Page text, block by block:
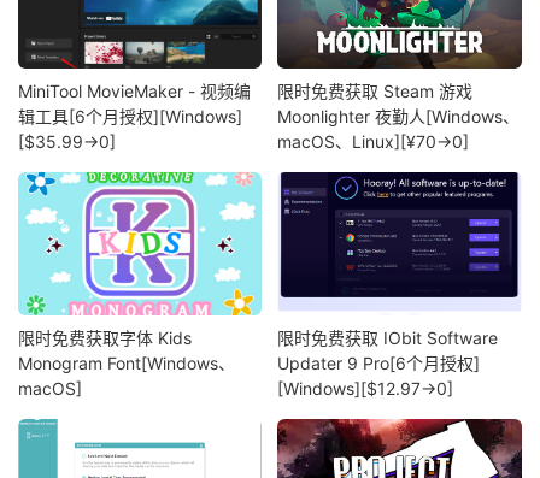
MiniTool MovieMaker - 视频编
辑工具[6个月授权][Windows]
[$35.99→0]
限时免费获取 Steam 游戏
Moonlighter 夜勤人[Windows、
macOS、Linux][¥70→0]
限时免费获取字体 Kids
Monogram Font[Windows、
macOS]
限时免费获取 IObit Software
Updater 9 Pro[6个月授权]
[Windows][$12.97→0]